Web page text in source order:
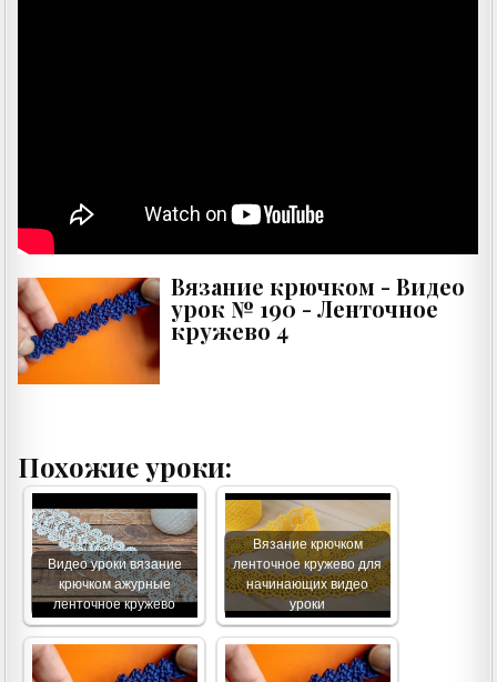
Вязание крючком - Видео
урок № 190 - Ленточное
кружево 4
Похожие уроки:
Видео уроки вязание
крючком ажурные
ленточное кружево
Вязание крючком
ленточное кружево для
начинающих видео
уроки